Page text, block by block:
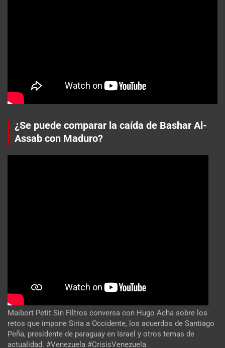
¿Se puede comparar la caída de Bashar Al-
Assab con Maduro?
Maibort Petit Sin Filtros conversa con Hugo Acha sobre los
retos que impone Siria a Occidente, los acuerdos de Santiago
Peña, presidente de paraguay en Israel y otros temas de
actualidad. #Venezuela #CrisisVenezuela